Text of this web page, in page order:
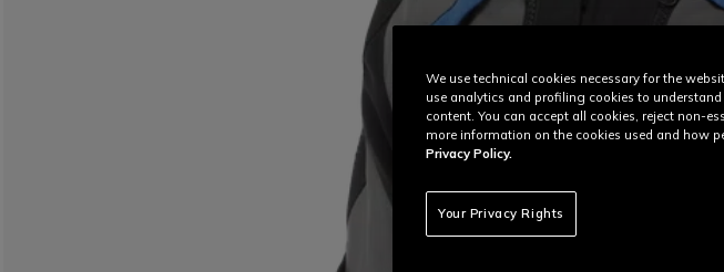
We use technical cookies necessary for the
use analytics and profiling cookies to
content. You can accept all cookies, reject non-
more information on the cookies used and how
Privacy Policy.
Your Privacy Rights